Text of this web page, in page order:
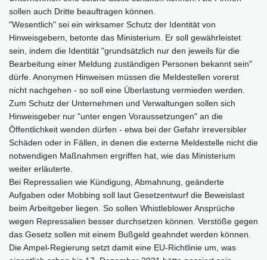
sollen auch Dritte beauftragen können.
"Wesentlich" sei ein wirksamer Schutz der Identität von
Hinweisgebern, betonte das Ministerium. Er soll gewährleistet
sein, indem die Identität "grundsätzlich nur den jeweils für die
Bearbeitung einer Meldung zuständigen Personen bekannt sein"
dürfe. Anonymen Hinweisen müssen die Meldestellen vorerst
nicht nachgehen - so soll eine Überlastung vermieden werden.
Zum Schutz der Unternehmen und Verwaltungen sollen sich
Hinweisgeber nur "unter engen Voraussetzungen" an die
Öffentlichkeit wenden dürfen - etwa bei der Gefahr irreversibler
Schäden oder in Fällen, in denen die externe Meldestelle nicht die
notwendigen Maßnahmen ergriffen hat, wie das Ministerium
weiter erläuterte.
Bei Repressalien wie Kündigung, Abmahnung, geänderte
Aufgaben oder Mobbing soll laut Gesetzentwurf die Beweislast
beim Arbeitgeber liegen. So sollen Whistleblower Ansprüche
wegen Repressalien besser durchsetzen können. Verstöße gegen
das Gesetz sollen mit einem Bußgeld geahndet werden können.
Die Ampel-Regierung setzt damit eine EU-Richtlinie um, was